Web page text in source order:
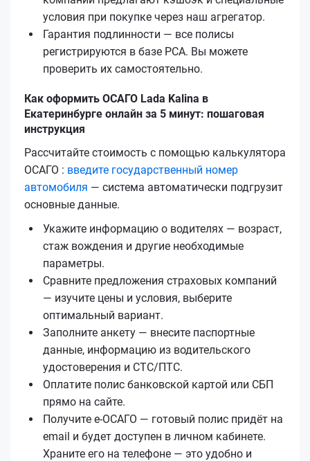
условия при покупке через наш агрегатор.
Гарантия подлинности — все полисы
регистрируются в базе РСА. Вы можете
проверить их самостоятельно.
Как оформить ОСАГО Lada Kalina в
Екатеринбурге онлайн за 5 минут: пошаговая
инструкция
Рассчитайте стоимость с помощью калькулятора
ОСАГО : введите государственный номер
автомобиля — система автоматически подгрузит
основные данные.
Укажите информацию о водителях — возраст,
стаж вождения и другие необходимые
параметры.
Сравните предложения страховых компаний
— изучите цены и условия, выберите
оптимальный вариант.
Заполните анкету — внесите паспортные
данные, информацию из водительского
удостоверения и СТС/ПТС.
Оплатите полис банковской картой или СБП
прямо на сайте.
Получите е‑ОСАГО — готовый полис придёт на
email и будет доступен в личном кабинете.
Храните его на телефоне — это удобно и